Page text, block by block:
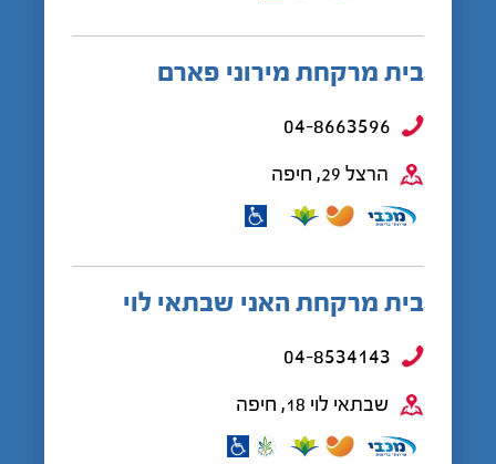
בית מרקחת מירוני פארם
04-8663596
הרצל 29, חיפה
בית מרקחת האני שבתאי לוי
04-8534143
שבתאי לוי 18, חיפה